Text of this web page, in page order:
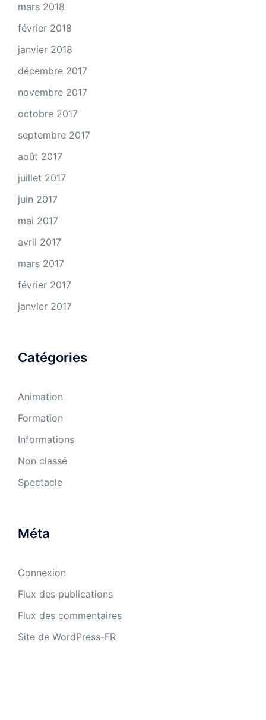
mars 2018
février 2018
janvier 2018
décembre 2017
novembre 2017
octobre 2017
septembre 2017
août 2017
juillet 2017
juin 2017
mai 2017
avril 2017
mars 2017
février 2017
janvier 2017
Catégories
Animation
Formation
Informations
Non classé
Spectacle
Méta
Connexion
Flux des publications
Flux des commentaires
Site de WordPress-FR